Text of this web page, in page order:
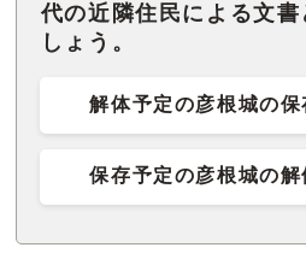
代の近隣住民による文
しょう。
解体予定の彦根城の
保存予定の彦根城の